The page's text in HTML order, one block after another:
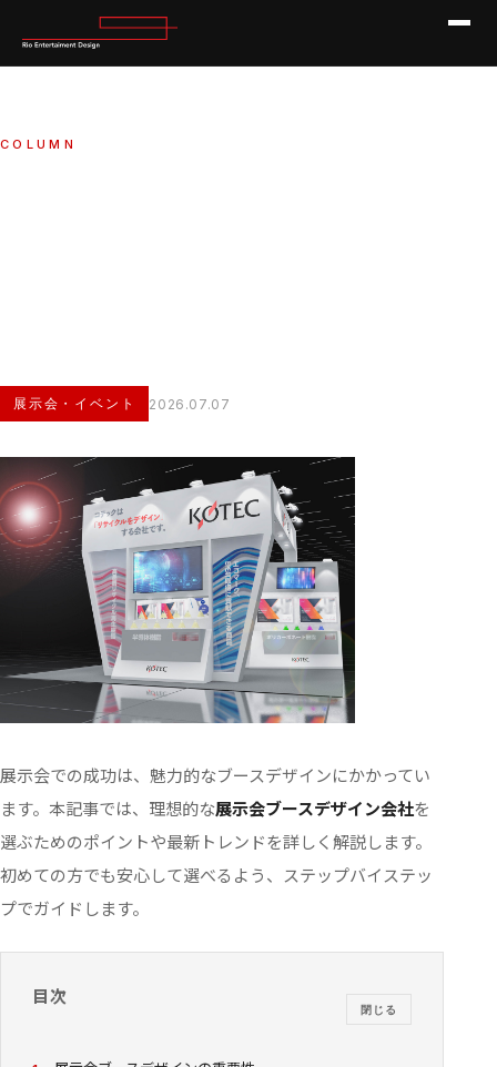
COLUMN
展示会・イベント 2026.07.07
展示会での成功は、魅力的なブースデザインにかかってい
ます。本記事では、理想的な展示会ブースデザイン会社を
選ぶためのポイントや最新トレンドを詳しく解説します。
初めての方でも安心して選べるよう、ステップバイステッ
プでガイドします。
目次
閉じる